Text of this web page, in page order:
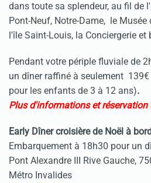
dans toute sa splendeur, au fil de
Pont-Neuf, Notre-Dame, le Musée
l'île Saint-Louis, la Conciergerie
Pendant votre périple fluviale de
un dîner raffiné à seulement
pour les enfants de 3 à 12 ans).
Plus d'informations et réservation
Early Dîner croisière de Noël à
Embarquement à 18h30 pour un
Pont Alexandre III Rive Gauche,
Métro Invalides